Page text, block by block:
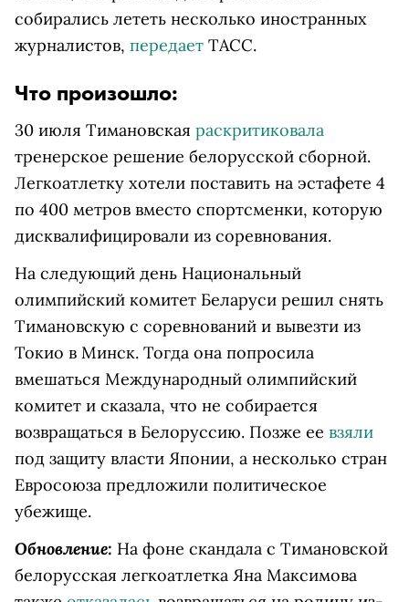
собирались лететь несколько иностранных
журналистов, передает ТАСС.
Что произошло:
30 июля Тимановская раскритиковала
тренерское решение белорусской сборной.
Легкоатлетку хотели поставить на эстафете 4
по 400 метров вместо спортсменки, которую
дисквалифицировали из соревнования.
На следующий день Национальный
олимпийский комитет Беларуси решил снять
Тимановскую с соревнований и вывезти из
Токио в Минск. Тогда она попросила
вмешаться Международный олимпийский
комитет и сказала, что не собирается
возвращаться в Белоруссию. Позже ее взяли
под защиту власти Японии, а несколько стран
Евросоюза предложили политическое
убежище.
Обновление: На фоне скандала с Тимановской
белорусская легкоатлетка Яна Максимова